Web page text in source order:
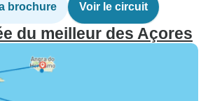
brochure Voir le circuit
du meilleur des Açores